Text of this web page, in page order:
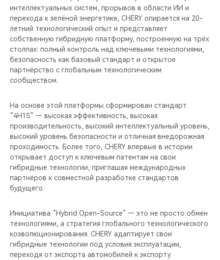
интеллектуальных систем, прорывов в области ИИ и
перехода к зелёной энергетике, CHERY опирается на 20-
летний технологический опыт и представляет
собственную гибридную платформу, построенную на трёх
столпах: полный контроль над ключевыми технологиями,
безопасность как базовый стандарт и открытое
партнёрство с глобальным технологическим
сообществом.
На основе этой платформы сформирован стандарт
“4H1S” — высокая эффективность, высокая
производительность, высокий интеллектуальный уровень,
высокий уровень безопасности и отличная внедорожная
проходимость. Более того, CHERY впервые в истории
открывает доступ к ключевым патентам на свои
гибридные технологии, приглашая международных
партнёров к совместной разработке стандартов
будущего.
Инициатива “Hybrid Open-Source” — это не просто обмен
технологиями, а стратегия глобального технологического
коэволюционирования. CHERY адаптирует свои
гибридные технологии под условия эксплуатации,
переходя от экспорта автомобилей к экспорту